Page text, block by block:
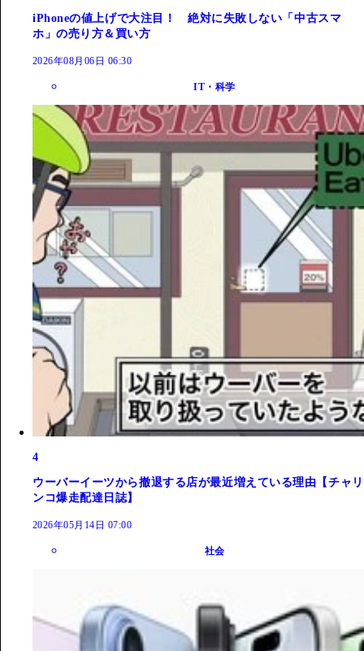
iPhoneの値上げで大注目！ 絶対に失敗しない「中古スマ
ホ」の売り方＆買い方
2026年08月06日 06:30
IT・科学
4
ウーバーイーツから撤退する店が最近増えている理由【チャリ
ンコ爆走配達日誌】
2026年05月14日 07:00
社会